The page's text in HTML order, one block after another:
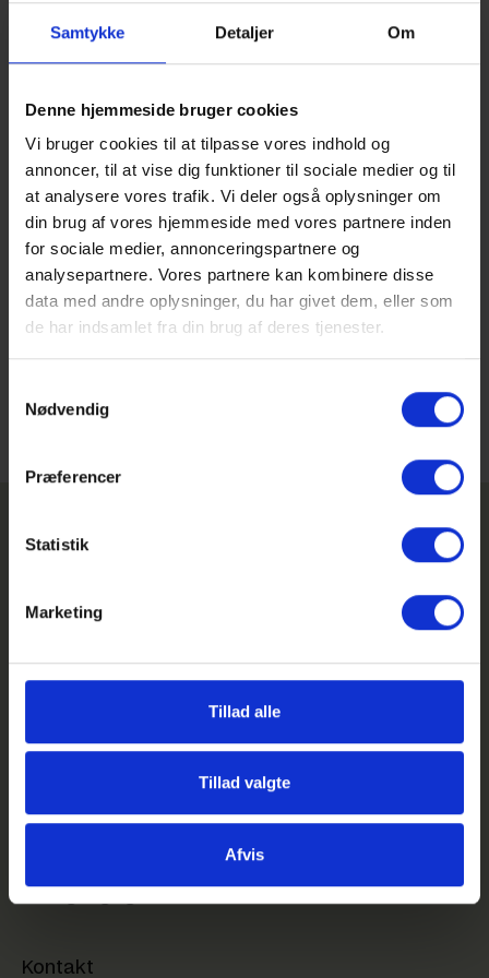
Samtykke Detaljer Om
Denne hjemmeside bruger cookies
Vi bruger cookies til at tilpasse vores indhold og
annoncer, til at vise dig funktioner til sociale medier og til
at analysere vores trafik. Vi deler også oplysninger om
din brug af vores hjemmeside med vores partnere inden
for sociale medier, annonceringspartnere og
analysepartnere. Vores partnere kan kombinere disse
data med andre oplysninger, du har givet dem, eller som
de har indsamlet fra din brug af deres tjenester.
Nødvendig
Præferencer
Statistik
Marketing
Tillad alle
Tillad valgte
Afvis
GHG på Facebook
GHG på Instagram
Feriekalender
Kontakt